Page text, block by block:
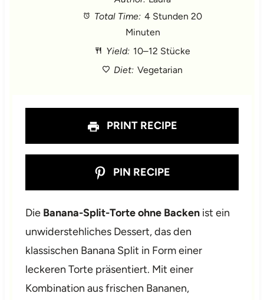
a
r
s
a
r
s
a
r
s
a
r
s
a
r
Total Time: 4 Stunden 20
Minuten
Yield: 10–12 Stücke
Diet: Vegetarian
PRINT RECIPE
PIN RECIPE
Die Banana-Split-Torte ohne Backen ist ein
unwiderstehliches Dessert, das den
klassischen Banana Split in Form einer
leckeren Torte präsentiert. Mit einer
Kombination aus frischen Bananen,